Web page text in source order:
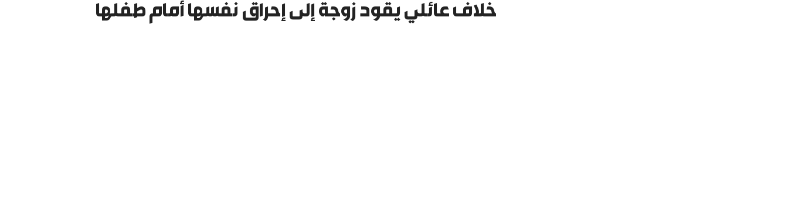
خلاف عائلي يقود زوجة إلى إحراق نفسها أمام طفلها